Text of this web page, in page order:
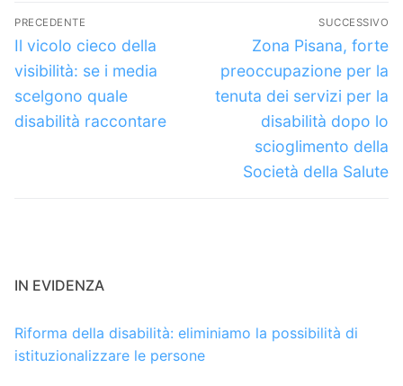
Navigazione
articoli
PRECEDENTE
Articolo
precedente:
Il vicolo cieco della
visibilità: se i media
scelgono quale
disabilità raccontare
SUCCESSIVO
Articolo
successivo:
Zona Pisana, forte
preoccupazione per la
tenuta dei servizi per la
disabilità dopo lo
scioglimento della
Società della Salute
IN EVIDENZA
Riforma della disabilità: eliminiamo la possibilità di
istituzionalizzare le persone